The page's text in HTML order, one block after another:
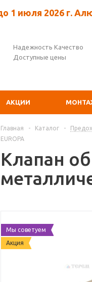
1 июля 2026 г.
Надежность Качество
Доступные цены
АКЦИИ
Главная - Каталог -
EUROPA
Клапан
Мы советуем
Акция